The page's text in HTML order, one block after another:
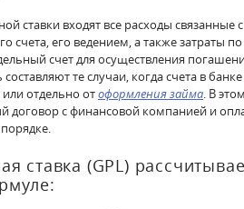
ставки входят все расходы связанные с
счета, его ведением, а также затраты по
счет для осуществления
те случаи, когда счета в
отдельно отоформления займа. В
договор с финансовой компанией и
ставка (GPL)